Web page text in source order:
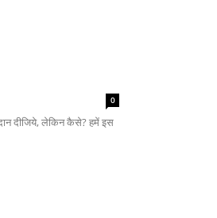
0
दीजिये, लेकिन कैसे? हमें इस